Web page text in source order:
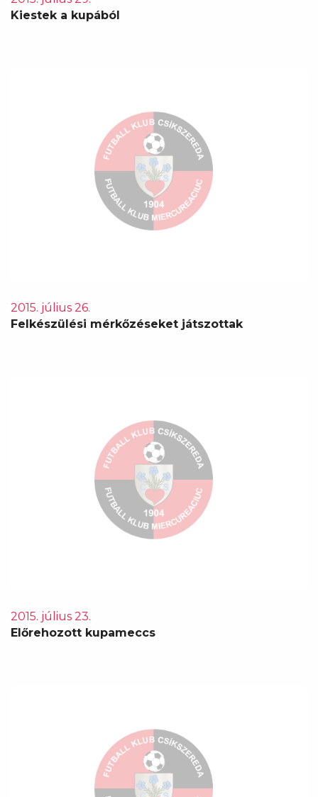
Kiestek a kupából
2015. július 26.
Felkészülési mérkőzéseket játszottak
2015. július 23.
Előrehozott kupameccs